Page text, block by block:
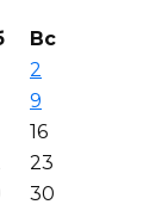
Вс
2
9
16
23
30